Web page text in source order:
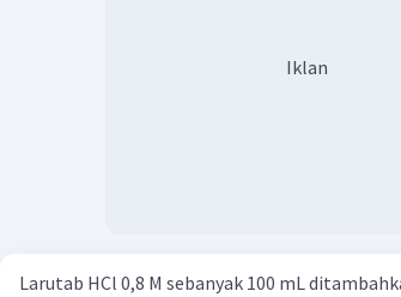
Iklan
Larutab HCl 0,8 M sebanyak 100 mL